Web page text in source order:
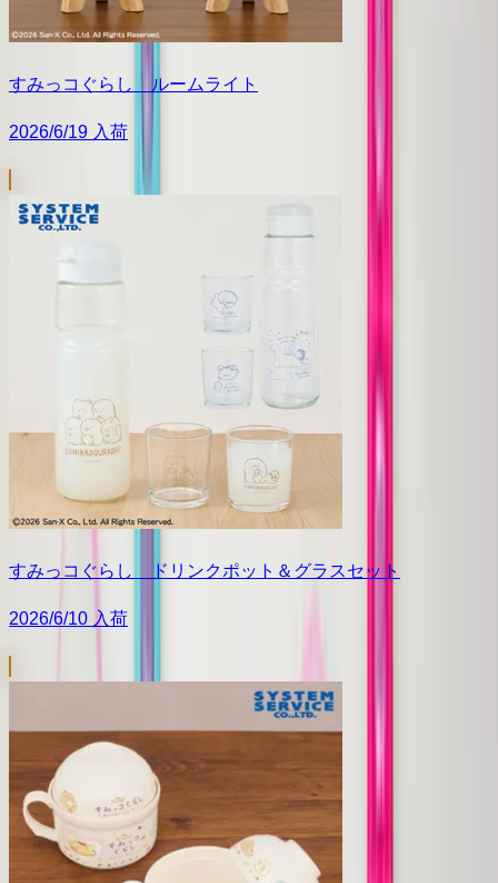
すみっコぐらし ルームライト
2026/6/19 入荷
すみっコぐらし ドリンクポット＆グラスセット
2026/6/10 入荷